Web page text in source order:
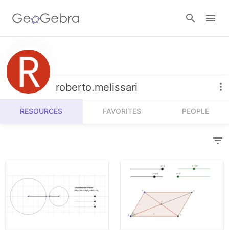
Resources
Number Sense
Algebra
Operations
Calculators
Geometry
3D Calculator
roberto.melissari
RESOURCES FAVORITES PEOPLE